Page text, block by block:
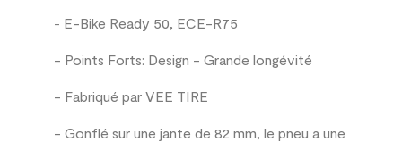
- E-Bike Ready 50, ECE-R75
- Points Forts: Design - Grande longévité
- Fabriqué par VEE TIRE
- Gonflé sur une jante de 82 mm, le pneu a une